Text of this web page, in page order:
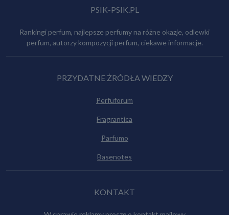
PSIK-PSIK.PL
Rankingi perfum, najlepsze perfumy na różne okazje, odlewki
perfum, autorzy kompozycji perfum, ciekawe informacje.
PRZYDATNE ŻRÓDŁA WIEDZY
Perfuforum
Fragrantica
Parfumo
Basenotes
KONTAKT